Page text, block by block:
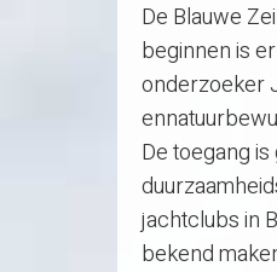
De Blauwe
beginnen is
onderzoeker
De toegang
jachtclubs in
bekend